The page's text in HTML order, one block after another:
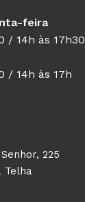
feira
/ 14h às 17h30
/ 14h às 17h
225
Telha